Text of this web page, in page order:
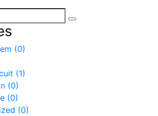
(0)
(1)
(0)
(0)
(0)